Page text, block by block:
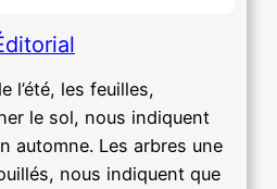
l’été, les feuilles,
le sol, nous indiquent
automne. Les arbres une
nous indiquent que